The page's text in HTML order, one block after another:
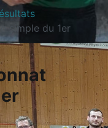
simple du 1er